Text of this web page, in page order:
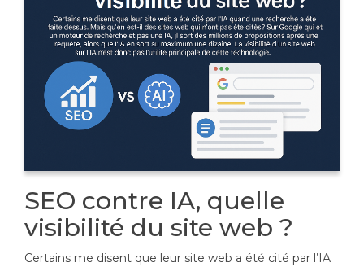
SEO contre IA, quelle
visibilité du site web ?
Certains me disent que leur site web a été cité par l’IA